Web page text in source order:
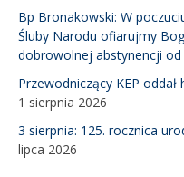
Bp Bronakowski: W
Śluby Narodu ofiarujmy
dobrowolnej abstynencji od
Przewodniczący KEP
1 sierpnia 2026
3 sierpnia: 125. rocznica
lipca 2026